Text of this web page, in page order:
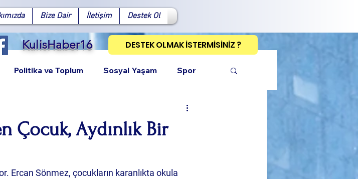
Bize Dair İletişim Destek Ol
KulisHaber16 DESTEK OLMAK İSTERMİSİNİZ ?
Politika ve Toplum Sosyal Yaşam Spor
Çocuk, Aydınlık Bir
Ercan Sönmez, çocukların karanlıkta okula